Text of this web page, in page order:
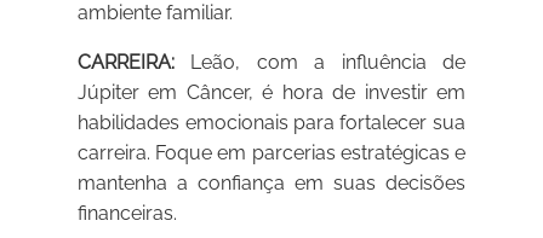
ambiente familiar.
CARREIRA: Leão, com a influência de
Júpiter em Câncer, é hora de investir em
habilidades emocionais para fortalecer sua
carreira. Foque em parcerias estratégicas e
mantenha a confiança em suas decisões
financeiras.